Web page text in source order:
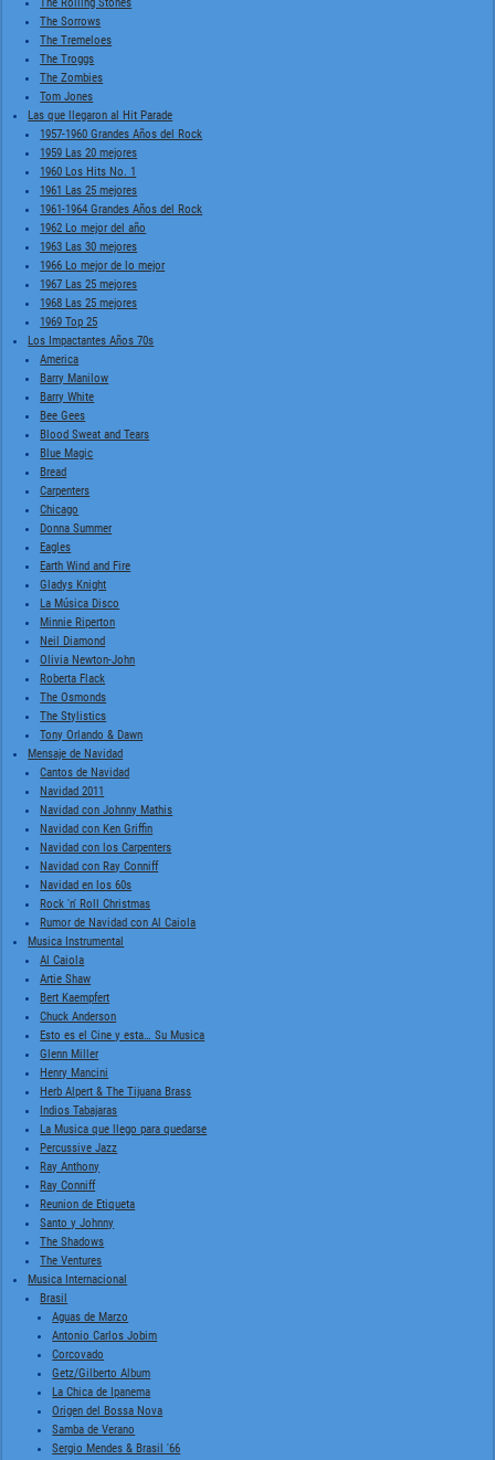
The Sorrows
The Tremeloes
The Troggs
The Zombies
Tom Jones
Las que llegaron al Hit Parade
1957-1960 Grandes Años del Rock
1959 Las 20 mejores
1960 Los Hits No. 1
1961 Las 25 mejores
1961-1964 Grandes Años del Rock
1962 Lo mejor del año
1963 Las 30 mejores
1966 Lo mejor de lo mejor
1967 Las 25 mejores
1968 Las 25 mejores
1969 Top 25
Los Impactantes Años 70s
America
Barry Manilow
Barry White
Bee Gees
Blood Sweat and Tears
Blue Magic
Bread
Carpenters
Chicago
Donna Summer
Eagles
Earth Wind and Fire
Gladys Knight
La Música Disco
Minnie Riperton
Neil Diamond
Olivia Newton-John
Roberta Flack
The Osmonds
The Stylistics
Tony Orlando & Dawn
Mensaje de Navidad
Cantos de Navidad
Navidad 2011
Navidad con Johnny Mathis
Navidad con Ken Griffin
Navidad con los Carpenters
Navidad con Ray Conniff
Navidad en los 60s
Rock 'n' Roll Christmas
Rumor de Navidad con Al Caiola
Musica Instrumental
Al Caiola
Artie Shaw
Bert Kaempfert
Chuck Anderson
Esto es el Cine y esta… Su Musica
Glenn Miller
Henry Mancini
Herb Alpert & The Tijuana Brass
Indios Tabajaras
La Musica que llego para quedarse
Percussive Jazz
Ray Anthony
Ray Conniff
Reunion de Etiqueta
Santo y Johnny
The Shadows
The Ventures
Musica Internacional
Brasil
Aguas de Marzo
Antonio Carlos Jobim
Corcovado
Getz/Gilberto Album
La Chica de Ipanema
Origen del Bossa Nova
Samba de Verano
Sergio Mendes & Brasil '66